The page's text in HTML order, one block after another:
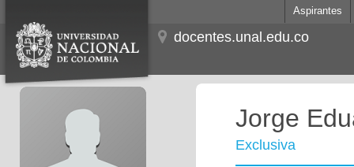
Aspirantes
docentes.unal.edu.co
Jorge
Exclusiva